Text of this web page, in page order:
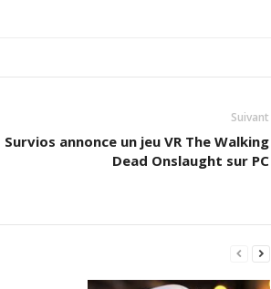
Suivant
Survios annonce un jeu VR The Walking
Dead Onslaught sur PC